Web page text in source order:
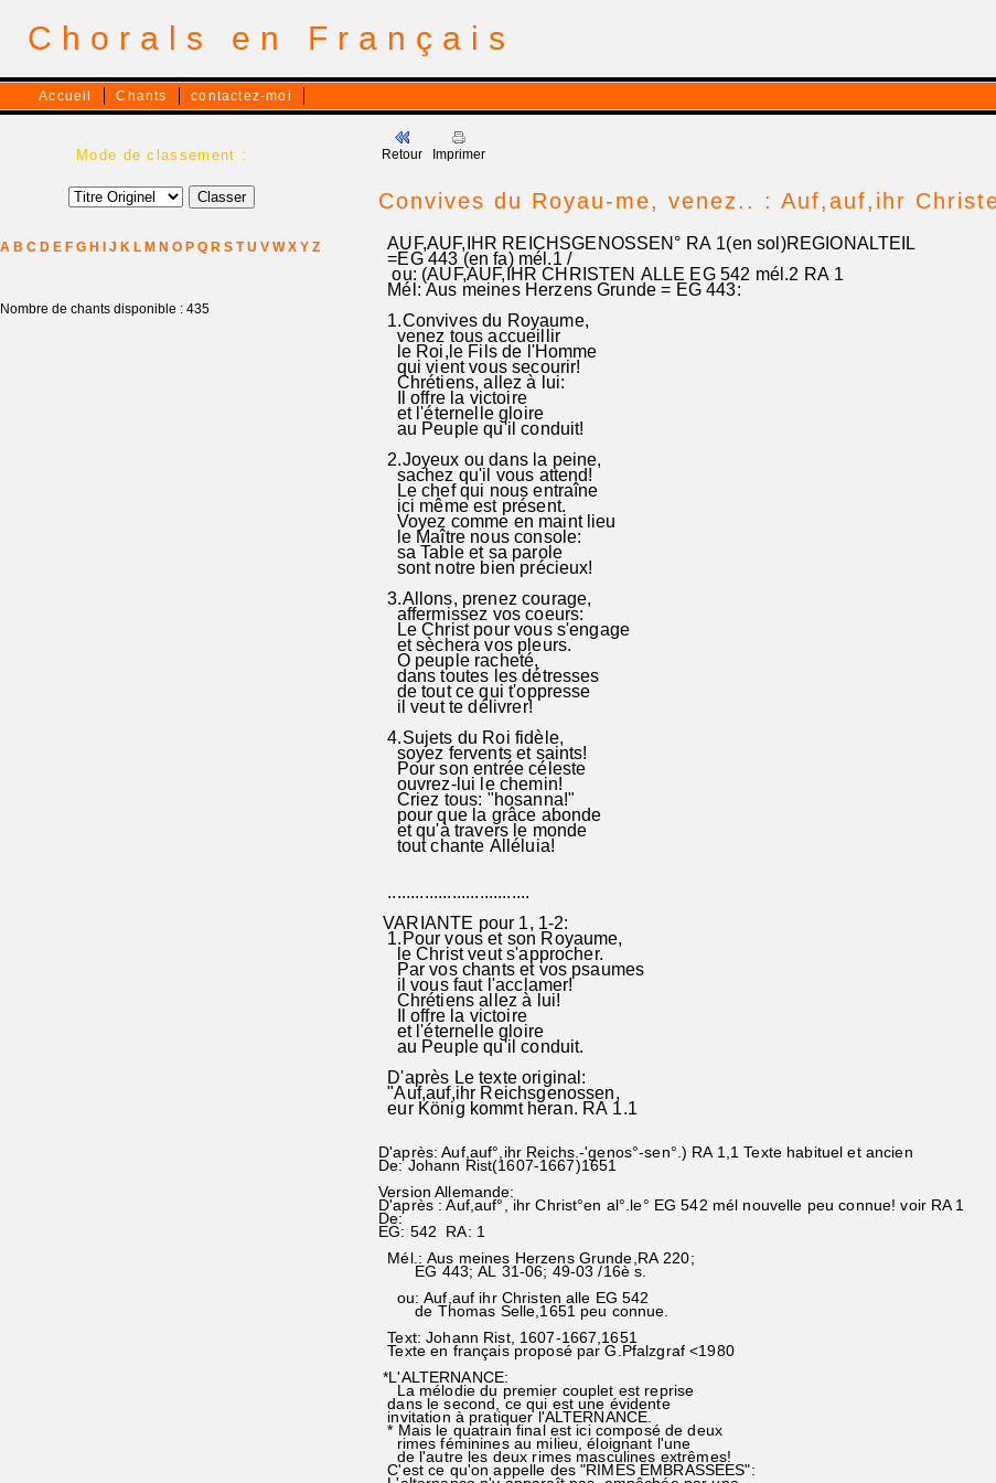
Chorals en Français
Accueil Chants contactez-moi
Mode de classement :
A B C D E F G H J K L M N O P Q R S T U V W X Y Z
Nombre de chants disponible : 435
Retour Imprimer
Convives du Royau-me, venez.. : Auf,auf,ihr
AUF,AUF,IHR REICHSGENOSSEN° RA 1(en sol)REGIONALTEIL
=EG 443 (en fa) mél.1 /
ou: (AUF,AUF,IHR CHRISTEN ALLE EG 542 mél.2 RA 1
Mél: Aus meines Herzens Grunde = EG 443:
1.Convives du Royaume,
venez tous accueillir
le Roi,le Fils de l'Homme
qui vient vous secourir!
Chrétiens, allez à lui:
Il offre la victoire
et l'éternelle gloire
au Peuple qu'il conduit!
2.Joyeux ou dans la peine,
sachez qu'il vous attend!
Le chef qui nous entraîne
ici même est présent.
Voyez comme en maint lieu
le Maître nous console:
sa Table et sa parole
sont notre bien précieux!
3.Allons, prenez courage,
affermissez vos coeurs:
Le Christ pour vous s'engage
et sèchera vos pleurs.
O peuple racheté,
dans toutes les détresses
de tout ce qui t'oppresse
il veut te délivrer!
4.Sujets du Roi fidèle,
soyez fervents et saints!
Pour son entrée céleste
ouvrez-lui le chemin!
Criez tous: "hosanna!"
pour que la grâce abonde
et qu'à travers le monde
tout chante Alléluia!
...............................
VARIANTE pour 1, 1-2:
1.Pour vous et son Royaume,
le Christ veut s'approcher.
Par vos chants et vos psaumes
il vous faut l'acclamer!
Chrétiens allez à lui!
Il offre la victoire
et l'éternelle gloire
au Peuple qu'il conduit.
D'après Le texte original:
"Auf,auf,ihr Reichsgenossen,
eur König kommt heran. RA 1.1
D'après: Auf,auf°,ihr Reichs.-'genos°-sen°.) RA 1,1 Texte habituel et ancien
De: Johann Rist(1607-1667)1651
Version Allemande:
D'après : Auf,auf°, ihr Christ°en al°.le° EG 542 mél nouvelle peu connue! voir RA 1
De:
EG: 542 RA: 1
Mél.: Aus meines Herzens Grunde,RA 220;
EG 443; AL 31-06; 49-03 /16è s.
ou: Auf,auf ihr Christen alle EG 542
de Thomas Selle,1651 peu connue.
Text: Johann Rist, 1607-1667,1651
Texte en français proposé par G.Pfalzgraf <1980
*L'ALTERNANCE:
La mélodie du premier couplet est reprise
dans le second, ce qui est une évidente
invitation à pratiquer l'ALTERNANCE.
* Mais le quatrain final est ici composé de deux
rimes féminines au milieu, éloignant l'une
de l'autre les deux rimes masculines extrêmes!
C'est ce qu'on appelle des "RIMES EMBRASSEES":